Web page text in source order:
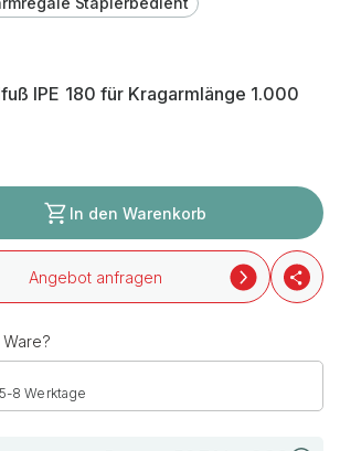
IPE 180 für Kragarmlänge 1.000
In den Warenkorb
Angebot anfragen
8 Werktage